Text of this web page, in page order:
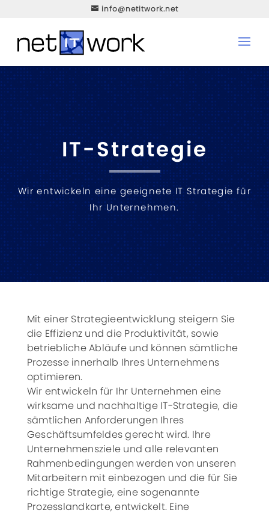
info@netitwork.net
IT-Strategie
Wir entwickeln eine geeignete IT Strategie für
Ihr Unternehmen.
Mit einer Strategieentwicklung steigern Sie
die Effizienz und die Produktivität, sowie
betriebliche Abläufe und können sämtliche
Prozesse innerhalb Ihres Unternehmens
optimieren.
Wir entwickeln für Ihr Unternehmen eine
wirksame und nachhaltige IT-Strategie, die
sämtlichen Anforderungen Ihres
Geschäftsumfeldes gerecht wird. Ihre
Unternehmensziele und alle relevanten
Rahmenbedingungen werden von unseren
Mitarbeitern mit einbezogen und die für Sie
richtige Strategie, eine sogenannte
Prozesslandkarte, entwickelt. Eine